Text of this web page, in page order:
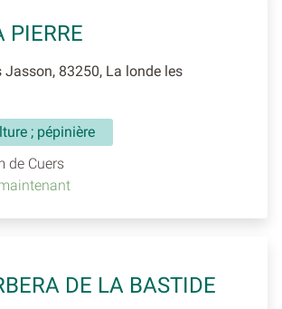
PIERRE
Jasson, 83250, La londe les
; pépinière
de Cuers
DE LA BASTIDE